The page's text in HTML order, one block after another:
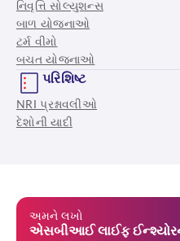
નિવૃત્તિ સોલ્યુશન્સ
બાળ યોજનાઓ
ટર્મ વીમો
બચત યોજનાઓ
પરિશિષ્ટ
NRI પ્રશ્નાવલીઓ
દેશોની યાદી
અમને લખો
એસબીઆઈ લાઈફ